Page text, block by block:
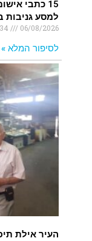
15 כתבי
למסע גניבות
06/08/2026
לסיפור המלא »
העיר אילת